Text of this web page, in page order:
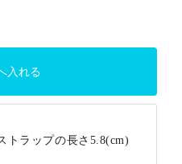
トラップの長さ5.8(cm)